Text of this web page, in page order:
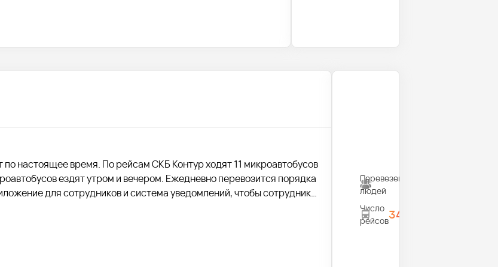
настоящее время. По рейсам СКБ Контур ходят 11 микроавтобусов
ездят утром и вечером. Ежедневно перевозится порядка
для сотрудников и система уведомлений, чтобы сотрудники
Перевезено
людей
Число
рейсов34